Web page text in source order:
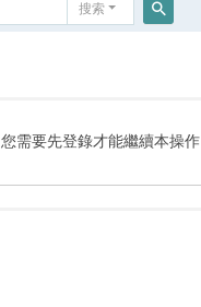
搜索
您需要先登錄才能繼續本操作